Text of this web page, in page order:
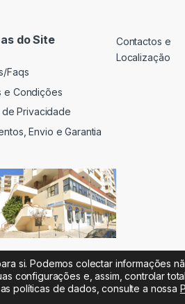
do Site
Faqs
e Condições
de Privacidade
Envio e Garantia
Contactos e
Localização
si. Podemos colectar informações
configurações e, assim, controlar
políticas de dados, consulte a nossa